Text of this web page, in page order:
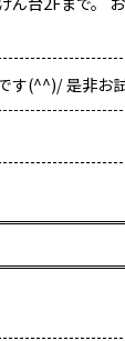
す(^^)/ 是非お